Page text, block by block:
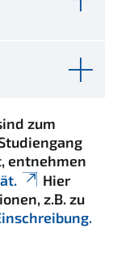
zum
entnehmen
Hier
z.B. zu